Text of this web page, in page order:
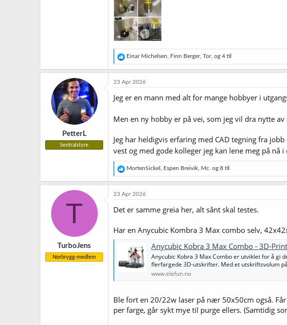
R
e
a
s
o
e
Einar Michelsen Finn Berger, Tor. og 4 til
PetterL
Sentralstyre
23 Apr 2026
Jeg er en mann med alt for mange hobbyer i
Men en ny hobby er på vei, som jeg vil dra nytte
Jeg har heldigvis erfaring med CAD tegning fra
vest og med gode kolleger jeg kan lene meg på
R
e
a
s
o
e
MortenSickel Espen Breivik Mc. og 8 til
T
TurboJens
Norbrygg-medlem
23 Apr 2026
Det er samme greia her, alt sånt skal testes.
Har en Anycubic Kombra 3 Max combo selv,
Anycubic Kobra 3 Max Combo - 3D-
Anycubic Kobra 3 Max Combo er utviklet for å gi
flerfargede 3D-utskrifter. Med et utskriftsvolum
www.elefun.no
Ble fort en 20/22w laser på nær 50x50cm også.
per farge, går sykt mye til purge ellers. (Samtidig